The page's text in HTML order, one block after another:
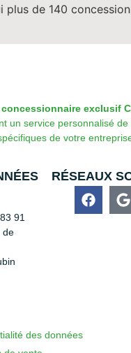
plus de 140
exclusif
un service personnalisé de
de votre
91
de
RÉSEAUX
des données